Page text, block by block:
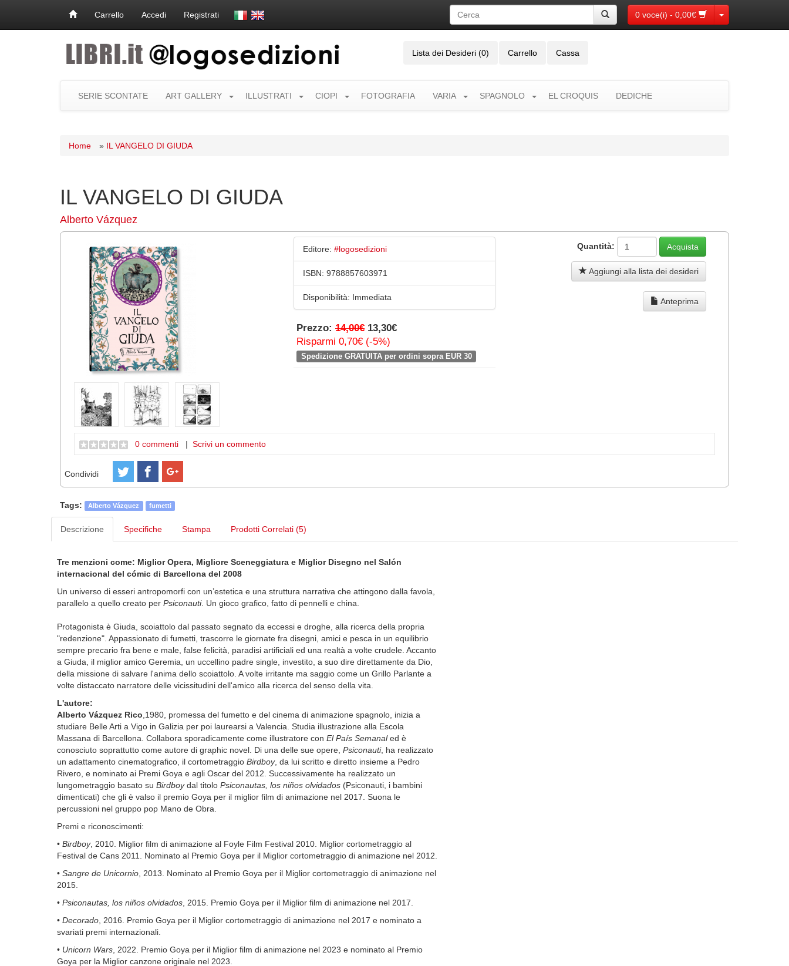
0 voce(i) - 0,00€ Toggle Dropdown
Carrello Accedi Registrati
Lista dei Desideri (0) Carrello Cassa
SERIE SCONTATE ART GALLERY ILLUSTRATI CIOPI FOTOGRAFIA VARIA SPAGNOLO EL CROQUIS DEDICHE
Home » IL VANGELO DI GIUDA
IL VANGELO DI GIUDA
Alberto Vázquez
Editore: #logosedizioni
ISBN: 9788857603971
Disponibilità: Immediata
Prezzo: 14,00€ 13,30€
Risparmi 0,70€ (-5%)
Spedizione GRATUITA per ordini sopra EUR 30
Quantità:
Aggiungi alla lista dei desideri
Anteprima
0 commenti | Scrivi un commento
Condividi
Tags: Alberto Vázquez fumetti
Descrizione Specifiche Stampa Prodotti Correlati (5)
Tre menzioni come: Miglior Opera, Migliore Sceneggiatura e Miglior Disegno nel Salón
internacional del cómic di Barcellona del 2008
Un universo di esseri antropomorfi con un’estetica e una struttura narrativa che attingono dalla favola,
parallelo a quello creato per Psiconauti. Un gioco grafico, fatto di pennelli e china.
Protagonista è Giuda, scoiattolo dal passato segnato da eccessi e droghe, alla ricerca della propria
"redenzione". Appassionato di fumetti, trascorre le giornate fra disegni, amici e pesca in un equilibrio
sempre precario fra bene e male, false felicità, paradisi artificiali ed una realtà a volte crudele. Accanto
a Giuda, il miglior amico Geremia, un uccellino padre single, investito, a suo dire direttamente da Dio,
della missione di salvare l'anima dello scoiattolo. A volte irritante ma saggio come un Grillo Parlante a
volte distaccato narratore delle vicissitudini dell'amico alla ricerca del senso della vita.
L'autore:
Alberto Vázquez Rico,1980, promessa del fumetto e del cinema di animazione spagnolo, inizia a
studiare Belle Arti a Vigo in Galizia per poi laurearsi a Valencia. Studia illustrazione alla Escola
Massana di Barcellona. Collabora sporadicamente come illustratore con El País Semanaled è
conosciuto soprattutto come autore di graphic novel. Di una delle sue opere, Psiconauti, ha realizzato
un adattamento cinematografico, il cortometraggio Birdboy, da lui scritto e diretto insieme a Pedro
Rivero, e nominato ai Premi Goya e agli Oscar del 2012. Successivamente ha realizzato un
lungometraggio basato su Birdboydal titolo Psiconautas, los niños olvidados (Psiconauti, i bambini
dimenticati) che gli è valso il premio Goya per il miglior film di animazione nel 2017. Suona le
percussioni nel gruppo pop Mano de Obra.
Premi e riconoscimenti:
• Birdboy, 2010. Miglior film di animazione al Foyle Film Festival 2010. Miglior cortometraggio al
Festival de Cans 2011. Nominato al Premio Goya per il Miglior cortometraggio di animazione nel 2012.
• Sangre de Unicornio, 2013. Nominato al Premio Goya per il Miglior cortometraggio di animazione nel
2015.
• Psiconautas, los niños olvidados, 2015. Premio Goya per il Miglior film di animazione nel 2017.
• Decorado, 2016. Premio Goya per il Miglior cortometraggio di animazione nel 2017 e nominato a
svariati premi internazionali.
• Unicorn Wars, 2022. Premio Goya per il Miglior film di animazione nel 2023 e nominato al Premio
Goya per la Miglior canzone originale nel 2023.